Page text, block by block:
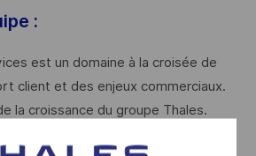
:
est un domaine à la croisée de
client et des enjeux commerciaux.
la croissance du groupe Thales.
sans plus attendre !